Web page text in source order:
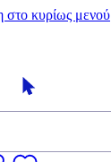
κυρίως μενού